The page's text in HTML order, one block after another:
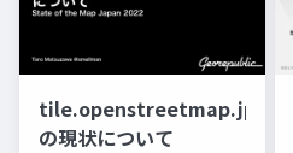
tile.openstreetmap.jp
の現状について